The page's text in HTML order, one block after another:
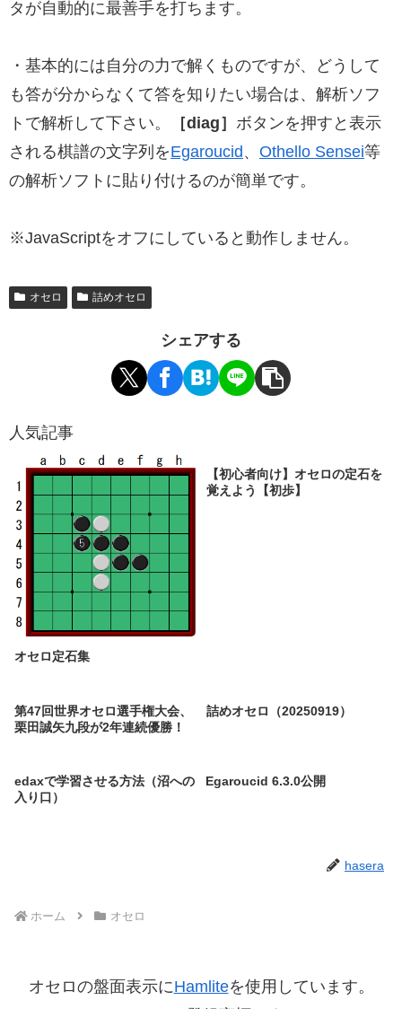
タが自動的に最善手を打ちます。
・基本的には自分の力で解くものですが、どうして
も答が分からなくて答を知りたい場合は、解析ソフ
トで解析して下さい。
［diag］ ボタンを押すと表示
される棋譜の文字列をEgaroucid、 Othello Sensei等
の解析ソフトに貼り付けるのが簡単です。
※JavaScriptをオフにしていると動作しません。
オセロ 詰めオセロ
シェアする
人気記事
オセロ定石集
【初心者向け】オセロの定石を
覚えよう【初歩】
第47回世界オセロ選手権大会、
栗田誠矢九段が2年連続優勝！
詰めオセロ（20250919）
edaxで学習させる方法（沼への
入り口）
Egaroucid 6.3.0公開
hasera
ホーム オセロ
オセロの盤面表示にHamliteを使用しています。